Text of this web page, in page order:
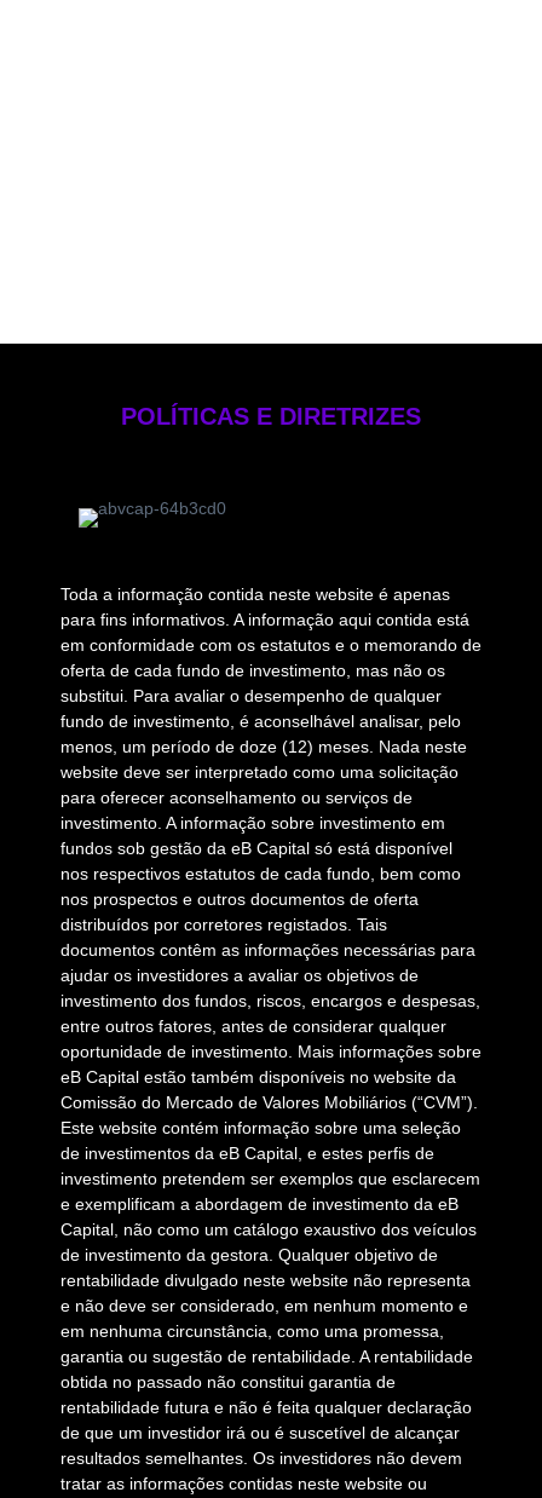
POLÍTICAS E DIRETRIZES
Toda a informação contida neste website é apenas
para fins informativos. A informação aqui contida está
em conformidade com os estatutos e o memorando de
oferta de cada fundo de investimento, mas não os
substitui. Para avaliar o desempenho de qualquer
fundo de investimento, é aconselhável analisar, pelo
menos, um período de doze (12) meses. Nada neste
website deve ser interpretado como uma solicitação
para oferecer aconselhamento ou serviços de
investimento. A informação sobre investimento em
fundos sob gestão da eB Capital só está disponível
nos respectivos estatutos de cada fundo, bem como
nos prospectos e outros documentos de oferta
distribuídos por corretores registados. Tais
documentos contêm as informações necessárias para
ajudar os investidores a avaliar os objetivos de
investimento dos fundos, riscos, encargos e despesas,
entre outros fatores, antes de considerar qualquer
oportunidade de investimento. Mais informações sobre
eB Capital estão também disponíveis no website da
Comissão do Mercado de Valores Mobiliários (“CVM”).
Este website contém informação sobre uma seleção
de investimentos da eB Capital, e estes perfis de
investimento pretendem ser exemplos que esclarecem
e exemplificam a abordagem de investimento da eB
Capital, não como um catálogo exaustivo dos veículos
de investimento da gestora. Qualquer objetivo de
rentabilidade divulgado neste website não representa
e não deve ser considerado, em nenhum momento e
em nenhuma circunstância, como uma promessa,
garantia ou sugestão de rentabilidade. A rentabilidade
obtida no passado não constitui garantia de
rentabilidade futura e não é feita qualquer declaração
de que um investidor irá ou é suscetível de alcançar
resultados semelhantes. Os investidores não devem
tratar as informações contidas neste website ou